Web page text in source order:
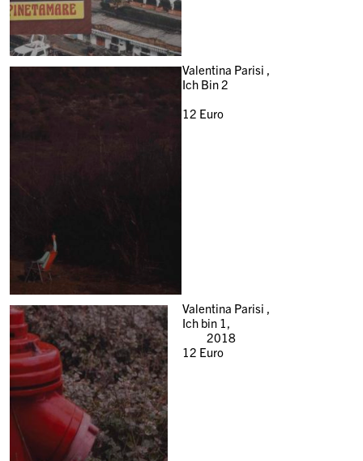
Valentina Parisi ,
Ich Bin 2
12 Euro
Valentina Parisi ,
Ich bin 1,
2018
12 Euro